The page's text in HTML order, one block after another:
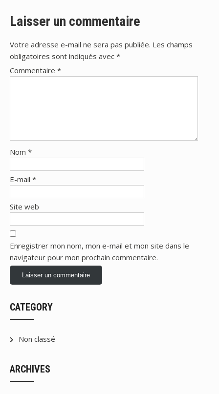
Laisser un commentaire
Votre adresse e-mail ne sera pas publiée. Les champs
obligatoires sont indiqués avec *
Commentaire *
Nom *
E-mail *
Site web
Enregistrer mon nom, mon e-mail et mon site dans le
navigateur pour mon prochain commentaire.
CATEGORY
Non classé
ARCHIVES